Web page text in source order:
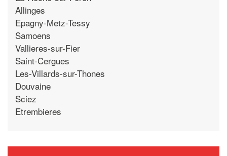
Allinges
Epagny-Metz-Tessy
Samoens
Vallieres-sur-Fier
Saint-Cergues
Les-Villards-sur-Thones
Douvaine
Sciez
Etrembieres